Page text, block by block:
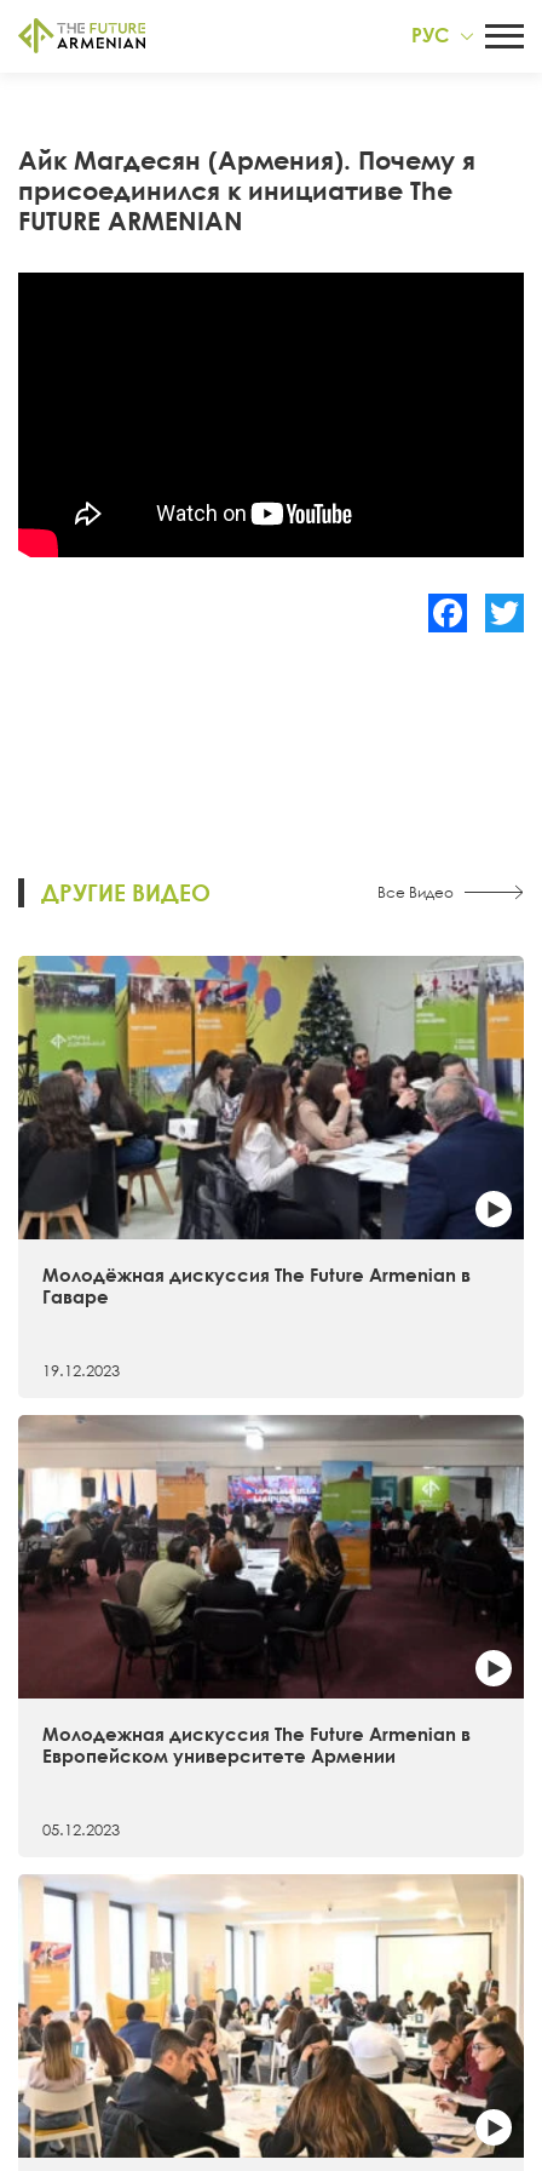
РУС
Айк Магдесян (Армения). Почему я
присоединился к инициативе The
FUTURE ARMENIAN
ДРУГИЕ ВИДЕО Все Видео
Молодёжная дискуссия The Future Armenian в
Гаваре
19.12.2023
Молодежная дискуссия The Future Armenian в
Европейском университете Армении
05.12.2023